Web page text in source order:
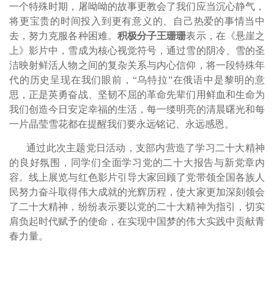
一个特殊时期，屠呦呦的故事更教会了我们应当沉心静气，
将更宝贵的时间投入到更有意义的、自己热爱的事情当中
去，努力克服各种困难。 积极分子王珊珊表示，在《悬崖之
上》影片中，雪成为核心视觉符号，通过雪的阴冷、雪的圣
洁映射鲜活人物之间的复杂关系与内心信仰，将一段特殊年
代的历史呈现在我们眼前， “乌特拉”在俄语中是黎明的意
思，正是英勇奋战、坚韧不屈的革命先辈们用鲜血和生命为
我们创造今日安定幸福的生活，每一缕明亮的清晨曙光和每
一片晶莹雪花都在提醒我们要永远铭记、永远感恩。
通过此次主题党日活动，支部内营造了学习二十大精神
的良好氛围，同学们全面学习党的二十大报告与新党章内
容。线上展览与红色影片引导大家回顾了党带领全国各族人
民努力奋斗取得伟大成就的光辉历程，使大家更加深刻领会
了二十大精神，纷纷表示要以党的二十大精神为指引，切实
肩负起时代赋予的使命，在实现中国梦的伟大实践中贡献青
春力量。